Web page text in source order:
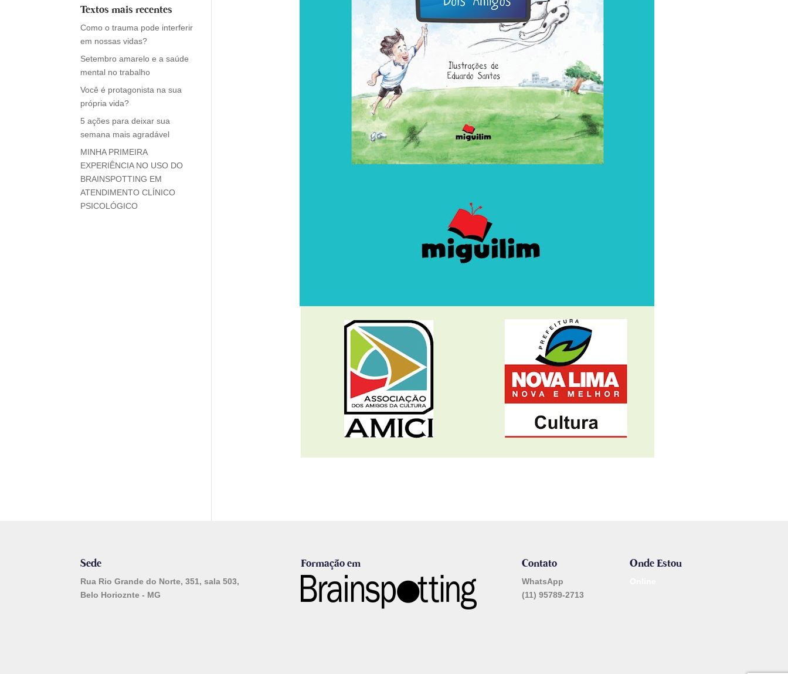
Textos mais recentes
Como o trauma pode interferir
em nossas vidas?
Setembro amarelo e a saúde
mental no trabalho
Você é protagonista na sua
própria vida?
5 ações para deixar sua
semana mais agradável
MINHA PRIMEIRA
EXPERIÊNCIA NO USO DO
BRAINSPOTTING EM
ATENDIMENTO CLÍNICO
PSICOLÓGICO
Sede
Rua Rio Grande do Norte, 351, sala 503,
Belo Horioznte - MG
Formação em Contato
WhatsApp
(11) 95789-2713
Onde Estou